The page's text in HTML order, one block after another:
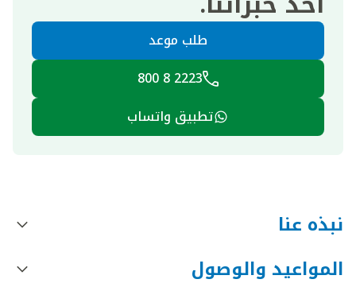
طلب موعد
2223 8 800
تطبيق واتساب
نبذه عنا
المواعيد والوصول